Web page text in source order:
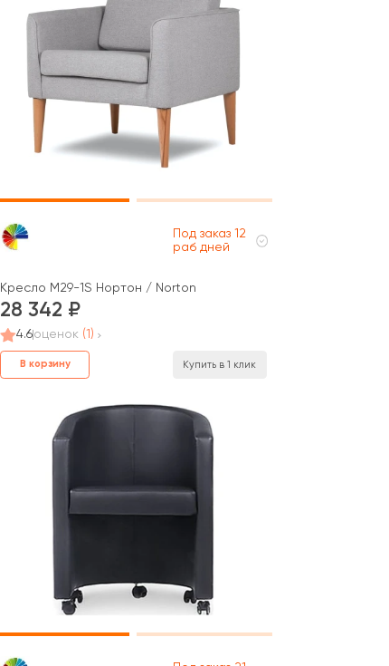
Под заказ 12
раб дней
Кресло M29-1S Нортон / Norton
28 342
4.6оценок (1)
В корзину Купить в 1 клик